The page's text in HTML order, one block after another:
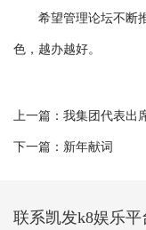
希望管理论坛不断推
色，越办越好。
上一篇： 我集团代表出
下一篇： 新年献词
联系凯发k8娱乐平